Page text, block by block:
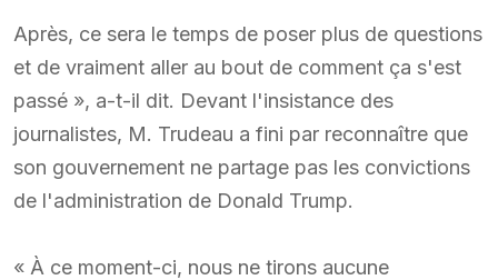
Après, ce sera le temps de poser plus de questions
et de vraiment aller au bout de comment ça s'est
passé », a-t-il dit. Devant l'insistance des
journalistes, M. Trudeau a fini par reconnaître que
son gouvernement ne partage pas les convictions
de l'administration de Donald Trump.
« À ce moment-ci, nous ne tirons aucune